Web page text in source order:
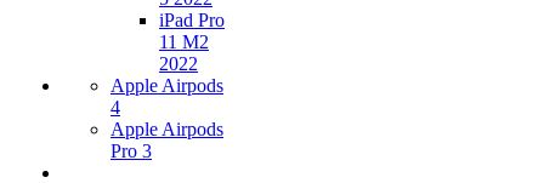
iPad Pro
11 M2
2022
Apple Airpods
4
Apple Airpods
Pro 3